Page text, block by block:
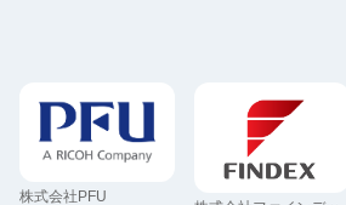
株式会社PFU